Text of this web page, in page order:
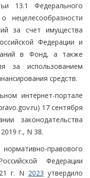
13.1 Федерального
за счет имущества
Федерации и
в Фонд, а также
за использованием
средств.
интернет-портале
17 сентября
законодательства
г., N 38.
правового
Федерации
г. N 2023 утвердило